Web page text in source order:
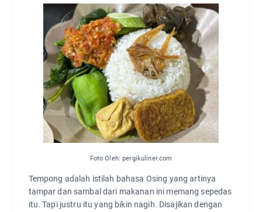
Foto Oleh: pergikuliner.com
Tempong adalah istilah bahasa Osing yang artinya
tampar dan sambal dari makanan ini memang sepedas
itu. Tapi justru itu yang bikin nagih. Disajikan dengan